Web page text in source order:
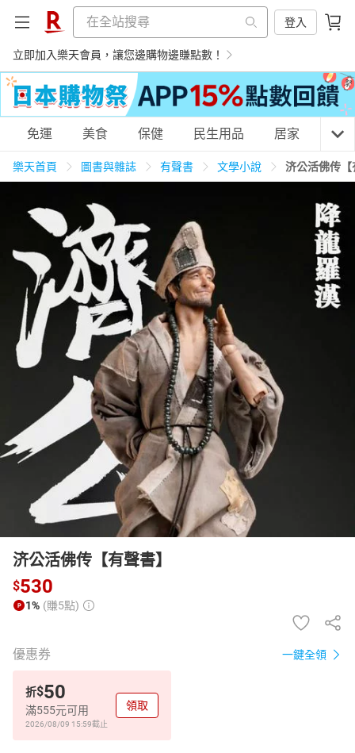
登入
立即加入樂天會員，讓您邊購物邊賺點數！
購物網分類
天天免運 美食蛋糕 民生用品
居家生活 3C家電 運動休閒 親子玩具
女裝 男裝 化妝保養
日本購物 電子/紙本書
HOT
免運 美食 保健 民生用品 居家 3C
樂天首頁 圖書與雜誌 有聲書 文學小說 济公活佛传【
济公活佛传【有聲書】
$530
1% (賺5點)
優惠券 一鍵全領
折$50
滿555元可用
2026/08/09 15:59截止
領取